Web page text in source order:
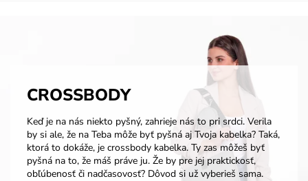
CROSSBODY
Keď je na nás niekto pyšný, zahrieje nás to pri srdci. Verila
by si ale, že na Teba môže byť pyšná aj Tvoja kabelka? Taká,
ktorá to dokáže, je crossbody kabelka. Ty zas môžeš byť
pyšná na to, že máš práve ju. Že by pre jej praktickosť,
obľúbenosť či nadčasovosť? Dôvod si už vyberieš sama.